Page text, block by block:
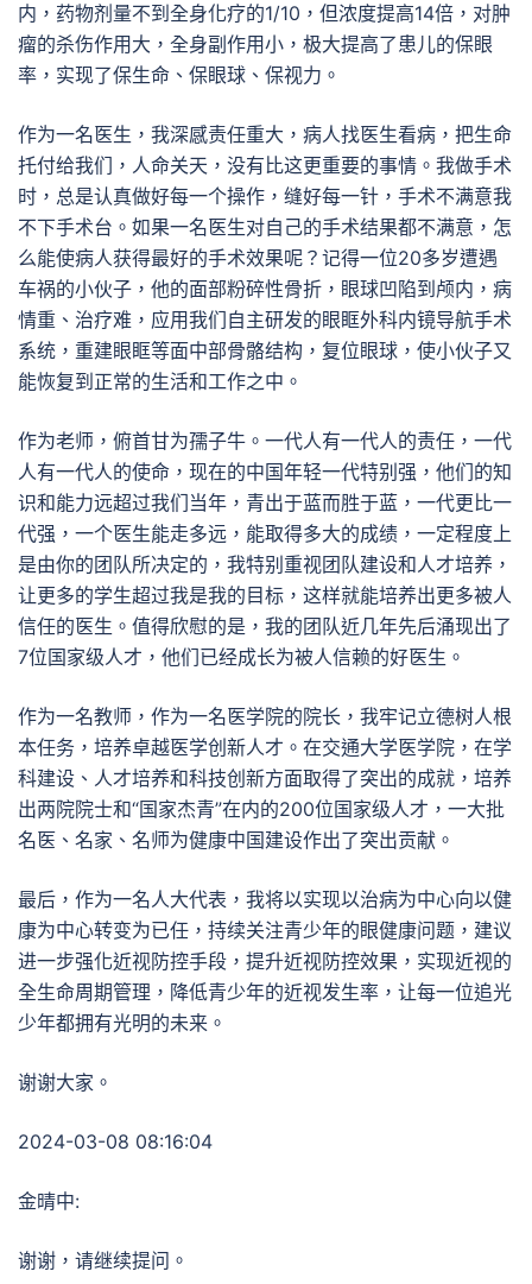
内，药物剂量不到全身化疗的1/10，但浓度提高14倍，对肿
瘤的杀伤作用大，全身副作用小，极大提高了患儿的保眼
率，实现了保生命、保眼球、保视力。
作为一名医生，我深感责任重大，病人找医生看病，把生命
托付给我们，人命关天，没有比这更重要的事情。我做手术
时，总是认真做好每一个操作，缝好每一针，手术不满意我
不下手术台。如果一名医生对自己的手术结果都不满意，怎
么能使病人获得最好的手术效果呢？记得一位20多岁遭遇
车祸的小伙子，他的面部粉碎性骨折，眼球凹陷到颅内，病
情重、治疗难，应用我们自主研发的眼眶外科内镜导航手术
系统，重建眼眶等面中部骨骼结构，复位眼球，使小伙子又
能恢复到正常的生活和工作之中。
作为老师，俯首甘为孺子牛。一代人有一代人的责任，一代
人有一代人的使命，现在的中国年轻一代特别强，他们的知
识和能力远超过我们当年，青出于蓝而胜于蓝，一代更比一
代强，一个医生能走多远，能取得多大的成绩，一定程度上
是由你的团队所决定的，我特别重视团队建设和人才培养，
让更多的学生超过我是我的目标，这样就能培养出更多被人
信任的医生。值得欣慰的是，我的团队近几年先后涌现出了
7位国家级人才，他们已经成长为被人信赖的好医生。
作为一名教师，作为一名医学院的院长，我牢记立德树人根
本任务，培养卓越医学创新人才。在交通大学医学院，在学
科建设、人才培养和科技创新方面取得了突出的成就，培养
出两院院士和“国家杰青”在内的200位国家级人才，一大批
名医、名家、名师为健康中国建设作出了突出贡献。
最后，作为一名人大代表，我将以实现以治病为中心向以健
康为中心转变为已任，持续关注青少年的眼健康问题，建议
进一步强化近视防控手段，提升近视防控效果，实现近视的
全生命周期管理，降低青少年的近视发生率，让每一位追光
少年都拥有光明的未来。
谢谢大家。
2024-03-08 08:16:04
金晴中:
谢谢，请继续提问。